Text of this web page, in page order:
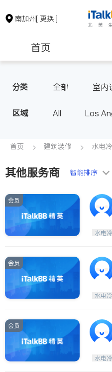
南加州[ 更换 ]
首页
保险理财 房
银行贷款
建筑装修
非
分类 全部
室内
卫浴洁具
区域 All
Los
Alhambra & San
Diamond Bar &
Rowland
ties
Inyo & San
Riverside
Santa Barbara
首页 建筑装修 水电
其他服务商 智能排序
会员
水电
会员
水电
会员
水电